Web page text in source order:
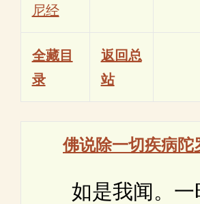
尼经
全藏目
录
返回总
站
佛说除一切疾病陀
如是我闻。一